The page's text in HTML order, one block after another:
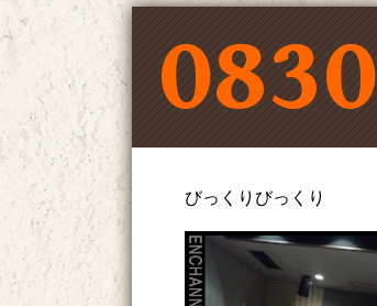
0830
びっくりびっくり